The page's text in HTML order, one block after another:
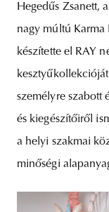
Hegedűs Zsanett,
nagy múltú Karma
készítette el RAY
személyre szabott
és kiegészítőiről
a helyi szakmai
minőségi